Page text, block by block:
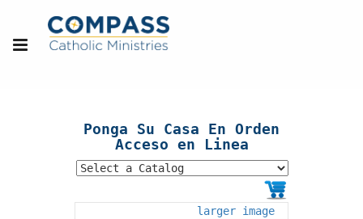
Ponga Su Casa En Orden
Acceso en Linea
larger image